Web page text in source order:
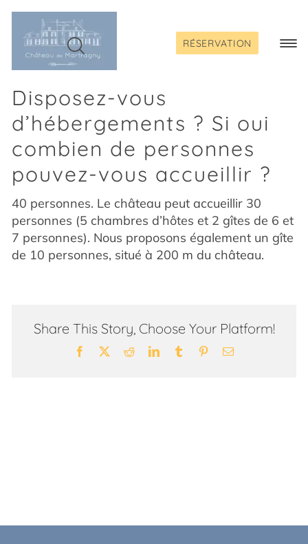
Passer
contenu
RÉSERVATION
Disposez-vous
d’hébergements ? Si oui
combien de personnes
pouvez-vous accueillir ?
40 personnes. Le château peut accueillir 30
personnes (5 chambres d’hôtes et 2 gîtes de 6 et
7 personnes). Nous proposons également un gîte
de 10 personnes, situé à 200 m du château.
Share This Story, Choose Your Platform!
Facebook RedditLinkedInTumblr PinterestEmail